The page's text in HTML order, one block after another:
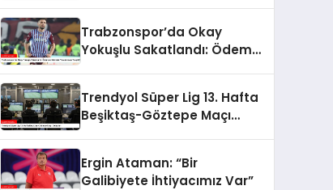
Trabzonspor’da Okay
Yokuşlu Sakatlandı: Ödem
Trendyol Süper Lig 13. Hafta
Beşiktaş-Göztepe Maçı
Ergin Ataman: “Bir
Galibiyete İhtiyacımız Var”